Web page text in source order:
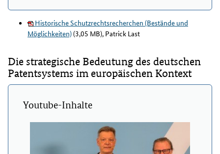
Historische Schutzrechtsrecherchen (Bestände und
Möglichkeiten)(3,05 MB), Patrick Last
Die strategische Bedeutung des deutschen
Patentsystems im europäischen Kontext
Youtube-Inhalte